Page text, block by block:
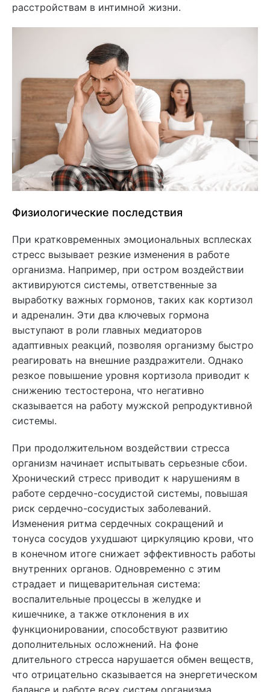
расстройствам в интимной жизни.
Физиологические последствия
При кратковременных эмоциональных всплесках
стресс вызывает резкие изменения в работе
организма. Например, при остром воздействии
активируются системы, ответственные за
выработку важных гормонов, таких как кортизол
и адреналин. Эти два ключевых гормона
выступают в роли главных медиаторов
адаптивных реакций, позволяя организму быстро
реагировать на внешние раздражители. Однако
резкое повышение уровня кортизола приводит к
снижению тестостерона, что негативно
сказывается на работу мужской репродуктивной
системы.
При продолжительном воздействии стресса
организм начинает испытывать серьезные сбои.
Хронический стресс приводит к нарушениям в
работе сердечно-сосудистой системы, повышая
риск сердечно-сосудистых заболеваний.
Изменения ритма сердечных сокращений и
тонуса сосудов ухудшают циркуляцию крови, что
в конечном итоге снижает эффективность работы
внутренних органов. Одновременно с этим
страдает и пищеварительная система:
воспалительные процессы в желудке и
кишечнике, а также отклонения в их
функционировании, способствуют развитию
дополнительных осложнений. На фоне
длительного стресса нарушается обмен веществ,
что отрицательно сказывается на энергетическом